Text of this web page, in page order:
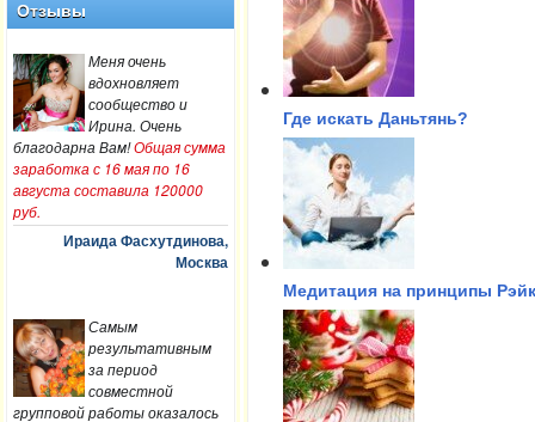
Отзывы
Меня очень
вдохновляет
сообщество и
Ирина. Очень
благодарна Вам!Общая сумма
заработка с 16 мая по 16
августа составила 120000
руб.
Ираида Фасхутдинова,
Москва
Самым
результативным
за период
совместной
групповой работы оказалось
Где искать Даньтянь?
Медитация на принципы